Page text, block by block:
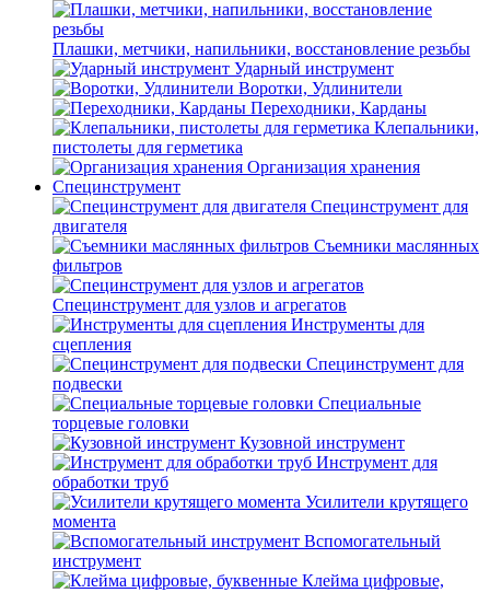
Плашки, метчики, напильники, восстановление резьбы
Ударный инструмент
Воротки, Удлинители
Переходники, Карданы
Клепальники,
пистолеты для герметика
Организация хранения
Специнструмент
Специнструмент для
двигателя
Съемники маслянных
фильтров
Специнструмент для узлов и агрегатов
Инструменты для
сцепления
Специнструмент для
подвески
Специальные
торцевые головки
Кузовной инструмент
Инструмент для
обработки труб
Усилители крутящего
момента
Вспомогательный
инструмент
Клейма цифровые,